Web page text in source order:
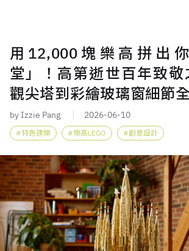
用12,000塊樂高拼出
堂」！高第逝世百年致敬
觀尖塔到彩繪玻璃窗細節
by Izzie Pang 2026-06-10
特色建築 樂高LEGO 創意設計